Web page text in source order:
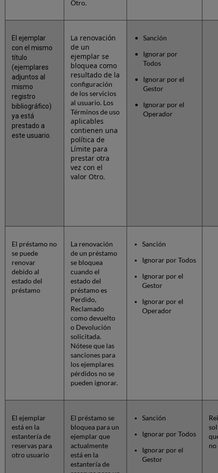
Otro.
El ejemplar
con el mismo
título
(ejemplares
adjuntos al
mismo
registro
bibliográfico)
ya está
prestado a
este usuario.
La renovación
de un
ejemplar se
bloquea como
resultado de la
configuración
de los servicios
al usuario. Los
Términos de uso
aplicables
contienen una
política de
Límite para
prestar otra
vez con el
valor Otro.
Sanción
Ignorar por
Todos
Ignorar por el
Gestor
Ignorar por el
Operador
El préstamo no
se puede
renovar
debido al
estado del
préstamo
La renovación
de un préstamo
se bloquea
cuando el
estado del
préstamo es
Perdido,
Reclamado
como devuelto
o Devolución
solicitada.
Nótese que las
sanciones para
los ejemplares
pérdidos no se
pueden ignorar.
Sanción
Ignorar por Todos
Ignorar por el
Gestor
Ignorar por el
Operador
El ejemplar
está en la
estantería de
reservas para
otro usuario
El préstamo se
bloquea para un
ejemplar que
actualmente
está en la
estantería de
Sanción
Ignorar por Todos
Ignorar por el
Gestor